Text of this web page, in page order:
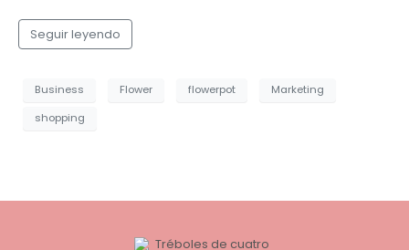
Seguir leyendo
Business Flower flowerpot
Marketing
shopping